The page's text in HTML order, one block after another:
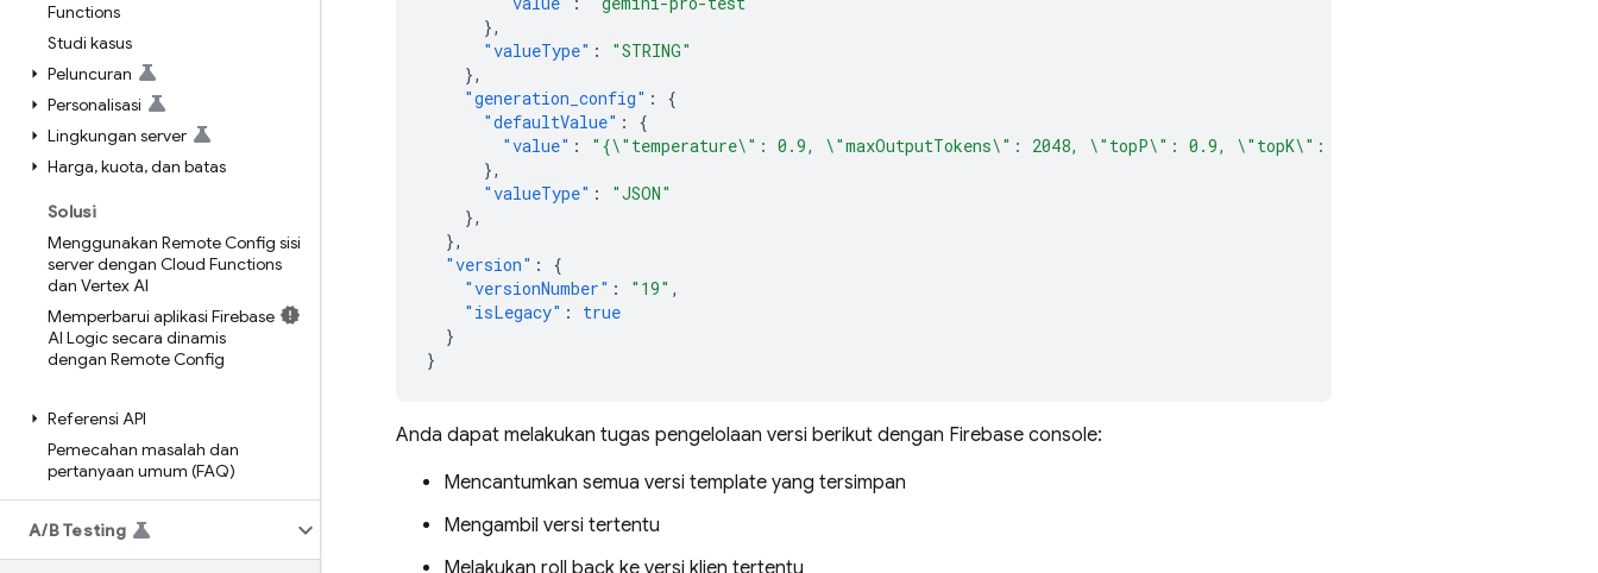
Functions
Studi kasus
Peluncuran
Personalisasi
Lingkungan server
Harga,kuota,dan batas
Solusi
Menggunakan Remote Config sisi
server dengan Cloud Functions
dan Vertex AI
Memperbarui aplikasi Firebase
AI Logic secara dinamis
dengan Remote Config
Referensi API
Pemecahan masalah dan
pertanyaan umum (FAQ)
A/B Testing
},
"valueType" :
"STRING"
},
"generation_config" :
{
"defaultValue" :
{
"value" :
"{\"temperature\": 0.9, \"maxOutputTokens\": 2048, \"topP\": 0.9, \"topK\": 20}"
},
"valueType" :
"JSON"
},
},
"version" :
{
"versionNumber" : "19" ,
"isLegacy" :
true
}
}
Anda dapat melakukan tugas pengelolaan versi berikut dengan Firebase console:
Mencantumkan semua versi template yang tersimpan
Mengambil versi tertentu
Melakukan roll back ke versi klien tertentu